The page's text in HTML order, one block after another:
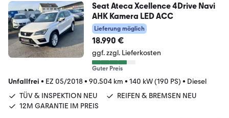
Seat Ateca Xcellence 4Drive Navi
AHK Kamera LED ACC
Lieferung möglich
18.990 €
ggf. zzgl. Lieferkosten
Guter Preis
Unfallfrei • EZ 05/2018• 90.504 km • 140 kW (190 PS) • Diesel
TÜV & INSPEKTION NEU
REIFEN & BREMSEN NEU
12M GARANTIE IM PREIS